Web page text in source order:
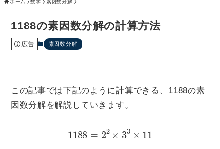
ホーム 数学 素因数分解
1188の素因数分解の計算方法
広告 素因数分解
この記事では下記のように計算できる、1188の素
因数分解を解説していきます。
1188 22 33 11